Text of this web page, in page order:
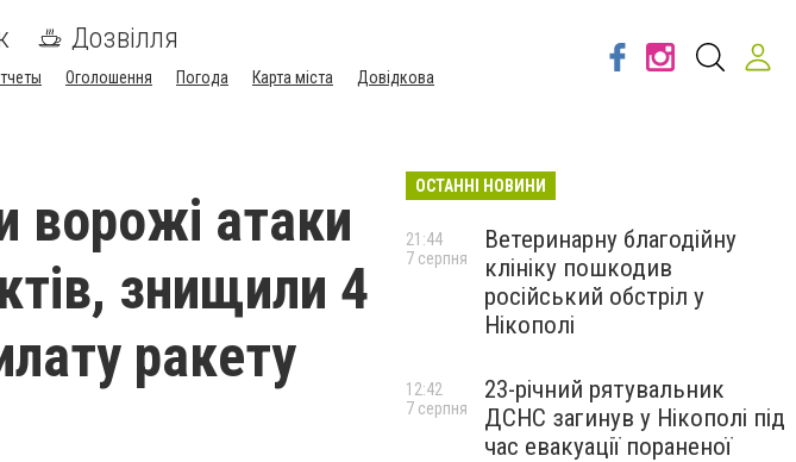
Дозвілля
Оголошення Погода Карта міста Довідкова
ворожі атаки
знищили 4
ракету
ОСТАННІ НОВИНИ
Ветеринарну благодійну
клініку пошкодив
російський обстріл у
Нікополі
21:44
7 серпня
23-річний рятувальник
ДСНС загинув у Нікополі під
час евакуації пораненої
12:42
7 серпня